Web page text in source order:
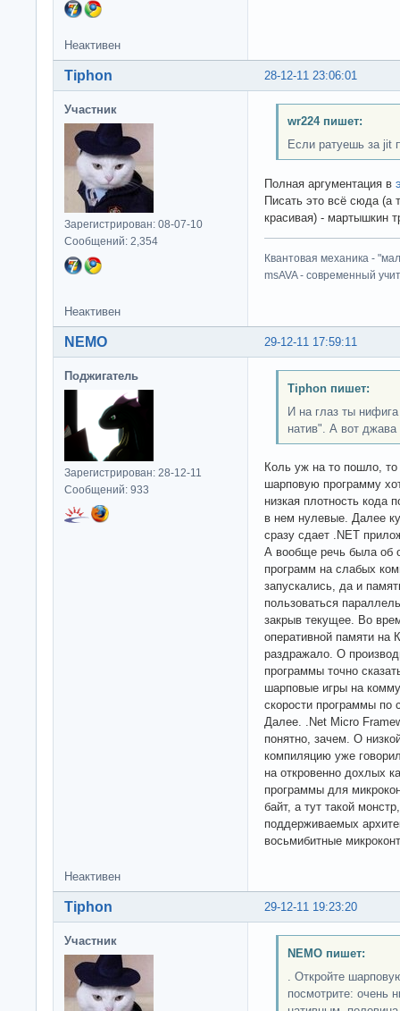
Неактивен
28-12-11 23:06:01
Tiphon
Участник
Зарегистрирован: 08-07-10
Сообщений: 2,354
wr224 пишет:
Если ратуешь за jit
Полная аргументация в
Писать это всё сюда (а
красивая) - мартышкин
Квантовая механика -
msAVA - современный
Неактивен
29-12-11 17:59:11
NEMO
Поджигатель
Зарегистрирован: 28-12-11
Сообщений: 933
Tiphon пишет:
И на глаз ты
натив". А вот джава
Коль уж на то пошло,
шарповую программу
низкая плотность кода
в нем нулевые. Далее
сразу сдает .NET
А вообще речь была об
программ на слабых
запускались, да и
пользоваться
закрыв текущее. Во
оперативной памяти на
раздражало. О
программы точно
шарповые игры на
скорости программы по
Далее. .Net Micro
понятно, зачем. О
компиляцию уже
на откровенно дохлых
программы для
байт, а тут такой
поддерживаемых
восьмибитные
Неактивен
29-12-11 19:23:20
Tiphon
Участник
NEMO пишет:
. Откройте
посмотрите: очень